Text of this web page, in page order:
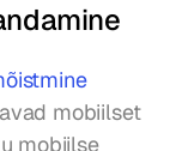
mobiilset
mobiilse